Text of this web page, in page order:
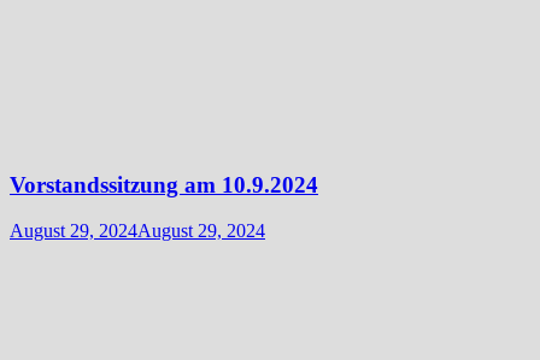
Vorstandssitzung am 10.9.2024
August 29, 2024August 29, 2024